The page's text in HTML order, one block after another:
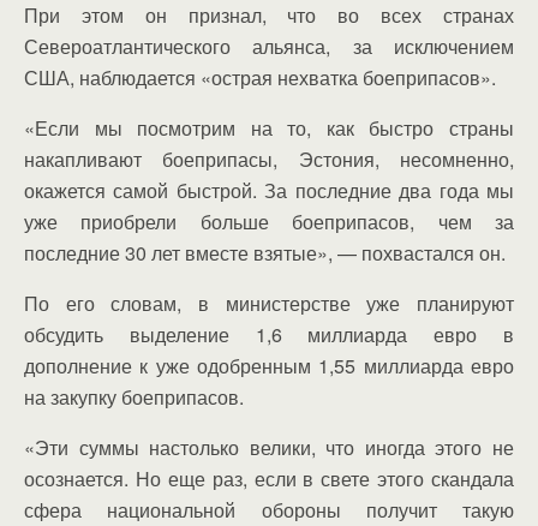
При этом он признал, что во всех странах
Североатлантического альянса, за исключением
США, наблюдается «острая нехватка боеприпасов».
«Если мы посмотрим на то, как быстро страны
накапливают боеприпасы, Эстония, несомненно,
окажется самой быстрой. За последние два года мы
уже приобрели больше боеприпасов, чем за
последние 30 лет вместе взятые», — похвастался он.
По его словам, в министерстве уже планируют
обсудить выделение 1,6 миллиарда евро в
дополнение к уже одобренным 1,55 миллиарда евро
на закупку боеприпасов.
«Эти суммы настолько велики, что иногда этого не
осознается. Но еще раз, если в свете этого скандала
сфера национальной обороны получит такую